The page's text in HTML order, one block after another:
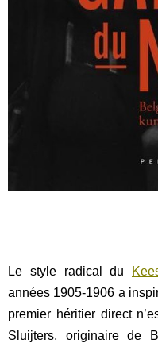
Le style radical du
années 1905-1906 a
premier héritier direct
Sluijters, originaire de